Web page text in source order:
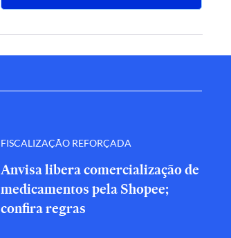
FISCALIZAÇÃO REFORÇADA
Anvisa libera comercialização de
medicamentos pela Shopee;
confira regras